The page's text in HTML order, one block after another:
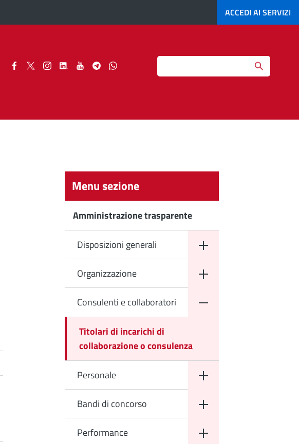
ACCEDI AI SERVIZI
Seguici SeguiciSeguici Seguici SeguiciSeguiciSeguici
Search
Menu sezione
Amministrazione trasparente
Disposizioni generali
Organizzazione
Consulenti e collaboratori
Titolari di incarichi di
collaborazione o consulenza
Personale
Bandi di concorso
Performance